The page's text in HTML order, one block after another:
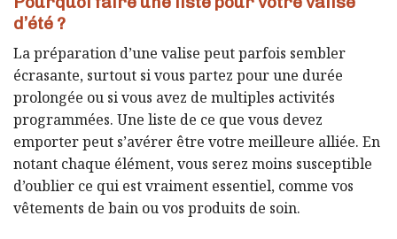
d’été ?
La préparation d’une valise peut parfois sembler
écrasante, surtout si vous partez pour une durée
prolongée ou si vous avez de multiples activités
programmées. Une liste de ce que vous devez
emporter peut s’avérer être votre meilleure alliée. En
notant chaque élément, vous serez moins susceptible
d’oublier ce qui est vraiment essentiel, comme vos
vêtements de bain ou vos produits de soin.